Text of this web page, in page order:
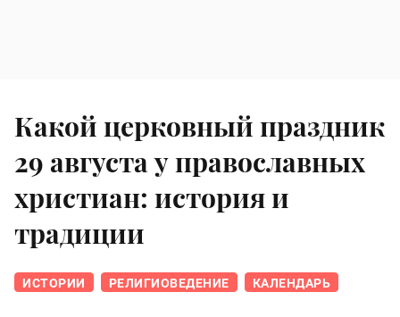
Какой церковный праздник
29 августа у православных
христиан: история и
традиции
ИСТОРИИ РЕЛИГИОВЕДЕНИЕ КАЛЕНДАРЬ